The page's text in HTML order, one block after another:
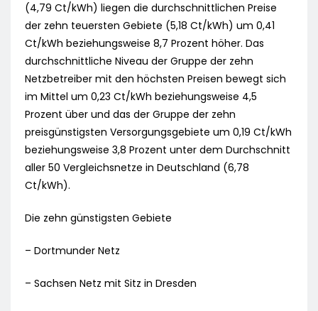
(4,79 Ct/kWh) liegen die durchschnittlichen Preise
der zehn teuersten Gebiete (5,18 Ct/kWh) um 0,41
Ct/kWh beziehungsweise 8,7 Prozent höher. Das
durchschnittliche Niveau der Gruppe der zehn
Netzbetreiber mit den höchsten Preisen bewegt sich
im Mittel um 0,23 Ct/kWh beziehungsweise 4,5
Prozent über und das der Gruppe der zehn
preisgünstigsten Versorgungsgebiete um 0,19 Ct/kWh
beziehungsweise 3,8 Prozent unter dem Durchschnitt
aller 50 Vergleichsnetze in Deutschland (6,78
Ct/kWh).
Die zehn günstigsten Gebiete
– Dortmunder Netz
– Sachsen Netz mit Sitz in Dresden